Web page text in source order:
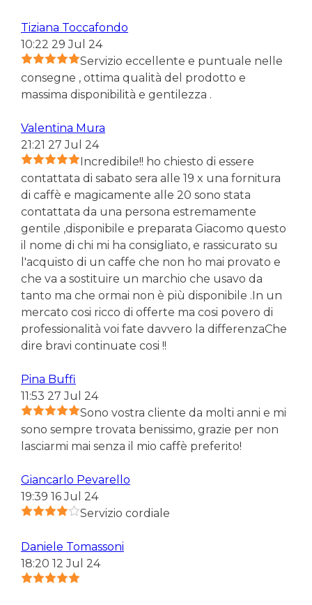
Tiziana Toccafondo
10:22 29 Jul 24
Servizio eccellente e puntuale nelle
consegne , ottima qualità del prodotto e
massima disponibilità e gentilezza .
Valentina Mura
21:21 27 Jul 24
Incredibile!! ho chiesto di essere
contattata di sabato sera alle 19 x una fornitura
di caffè e magicamente alle 20 sono stata
contattata da una persona estremamente
gentile ,disponibile e preparata Giacomo questo
il nome di chi mi ha consigliato, e rassicurato su
l'acquisto di un caffe che non ho mai provato e
che va a sostituire un marchio che usavo da
tanto ma che ormai non è più disponibile .In un
mercato cosi ricco di offerte ma cosi povero di
professionalità voi fate davvero la differenzaChe
dire bravi continuate cosi !!
Pina Buffi
11:53 27 Jul 24
Sono vostra cliente da molti anni e mi
sono sempre trovata benissimo, grazie per non
lasciarmi mai senza il mio caffè preferito!
Giancarlo Pevarello
19:39 16 Jul 24
Servizio cordiale
Daniele Tomassoni
18:20 12 Jul 24